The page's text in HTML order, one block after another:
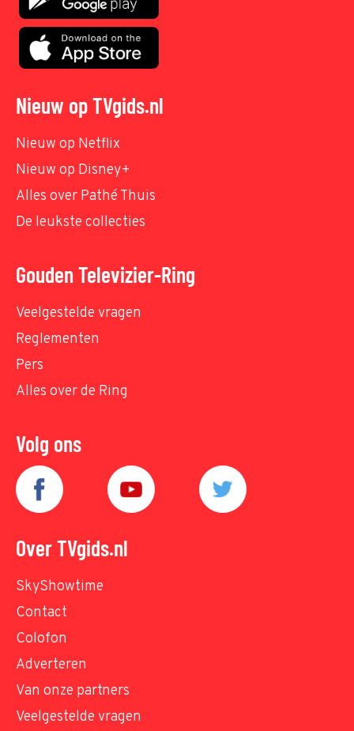
Nieuw op TVgids.nl
Nieuw op Netflix
Nieuw op Disney+
Alles over Pathé Thuis
De leukste collecties
Gouden Televizier-Ring
Veelgestelde vragen
Reglementen
Pers
Alles over de Ring
Volg ons
Over TVgids.nl
SkyShowtime
Contact
Colofon
Adverteren
Van onze partners
Veelgestelde vragen